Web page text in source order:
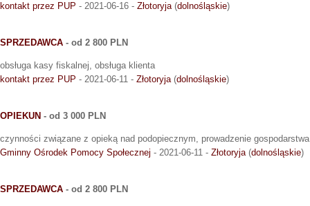
kontakt przez PUP - 2021-06-16 - Złotoryja(dolnośląskie)
SPRZEDAWCA - od 2 800 PLN
obsługa kasy fiskalnej, obsługa klienta
kontakt przez PUP - 2021-06-11 - Złotoryja(dolnośląskie)
OPIEKUN - od 3 000 PLN
czynności związane z opieką nad podopiecznym, prowadzenie
Gminny Ośrodek Pomocy Społecznej - 2021-06-11 - Złotoryja(dolnośląskie)
SPRZEDAWCA - od 2 800 PLN